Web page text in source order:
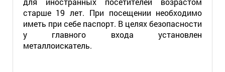
старше 19 лет. При посещении необходимо
иметь при себе паспорт. В целях безопасности
у главного входа установлен
металлоискатель.